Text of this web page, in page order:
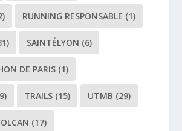
RUNNING RESPONSABLE (1)
SAINTÉLYON (6)
DE PARIS (1)
TRAILS (15) UTMB (29)
(17)